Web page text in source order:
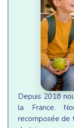
Depuis 2018
la France.
recomposée de